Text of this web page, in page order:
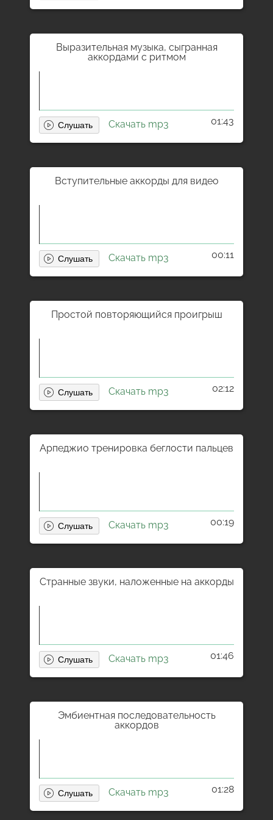
Выразительная музыка, сыгранная
аккордами с ритмом
Скачать mp3 01:43
Вступительные аккорды для видео
Скачать mp3 00:11
Простой повторяющийся проигрыш
Скачать mp3 02:12
Арпеджио тренировка беглости пальцев
Скачать mp3 00:19
Странные звуки, наложенные на аккорды
Скачать mp3 01:46
Эмбиентная последовательность
аккордов
Скачать mp3 01:28